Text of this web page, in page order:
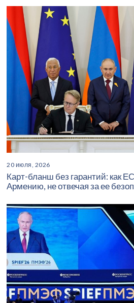
20 июля, 2026
Карт-бланш без гарантий: как
Армению, не отвечая за ее